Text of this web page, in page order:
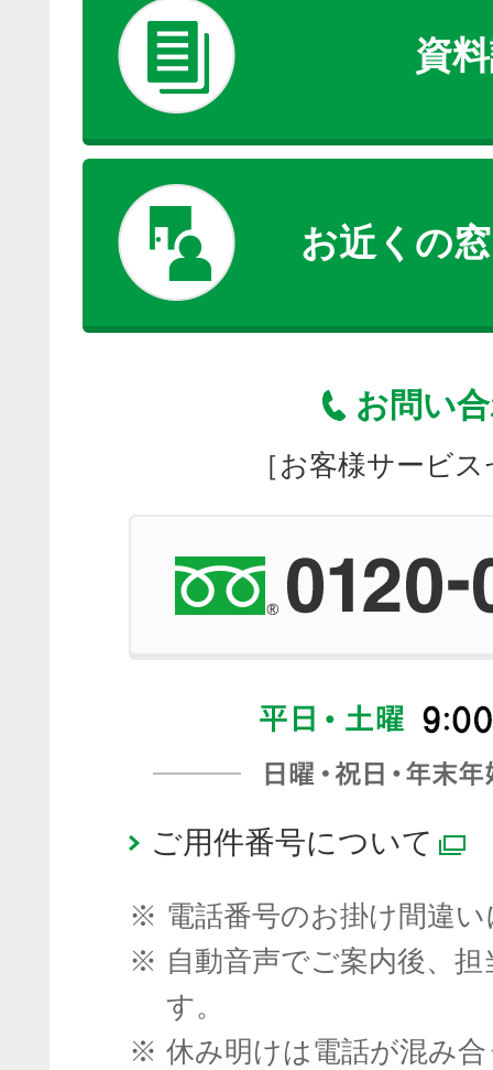
資
お近くの
お問い
［お客様サービ
ご用件番号について
※ 電話番号のお掛け間違
※ 自動音声でご案内後、
す。
※ 休み明けは電話が混み